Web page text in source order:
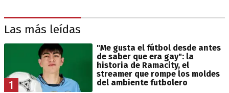
Las más leídas
1
"Me gusta el fútbol desde antes
de saber que era gay": la
historia de Ramacity, el
streamer que rompe los moldes
del ambiente futbolero